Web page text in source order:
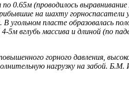
0.65м (проводилось
на шахту горноспасатели
пласте образовалась
вглубь массива и длиной (по
горного давления,
нагрузку на забой. Б.М.